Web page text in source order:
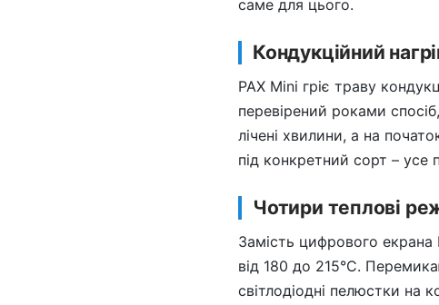
саме для цього.
Кондукційний
PAX Mini гріє траву
перевірений роками
лічені хвилини, а на
під конкретний сорт –
Чотири теплові
Замість цифрового екрана
від 180 до 215°C.
світлодіодні пелюстки на